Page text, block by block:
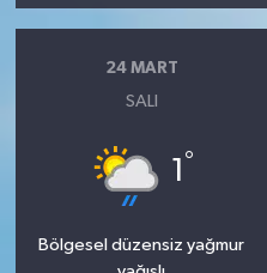
24 MART
SALI
1 °
Bölgesel düzensiz yağmur